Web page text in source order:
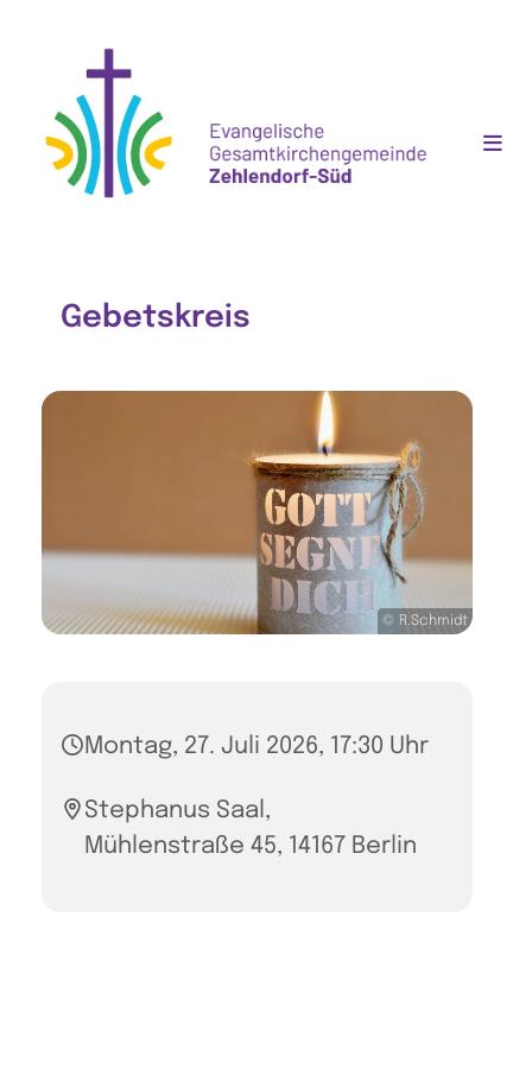
Gebetskreis
© R.Schmidt
Montag, 27. Juli 2026, 17:30 Uhr
Stephanus Saal,
Mühlenstraße 45, 14167 Berlin